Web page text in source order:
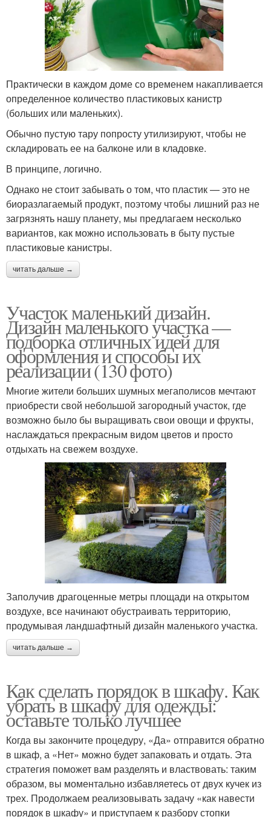
Практически в каждом доме со временем накапливается
определенное количество пластиковых канистр
(больших или маленьких).
Обычно пустую тару попросту утилизируют, чтобы не
складировать ее на балконе или в кладовке.
В принципе, логично.
Однако не стоит забывать о том, что пластик — это не
биоразлагаемый продукт, поэтому чтобы лишний раз не
загрязнять нашу планету, мы предлагаем несколько
вариантов, как можно использовать в быту пустые
пластиковые канистры.
читать дальше →
Участок маленький дизайн.
Дизайн маленького участка —
подборка отличных идей для
оформления и способы их
реализации (130 фото)
Многие жители больших шумных мегаполисов мечтают
приобрести свой небольшой загородный участок, где
возможно было бы выращивать свои овощи и фрукты,
наслаждаться прекрасным видом цветов и просто
отдыхать на свежем воздухе.
Заполучив драгоценные метры площади на открытом
воздухе, все начинают обустраивать территорию,
продумывая ландшафтный дизайн маленького участка.
читать дальше →
Как сделать порядок в шкафу. Как
убрать в шкафу для одежды:
оставьте только лучшее
Когда вы закончите процедуру, «Да» отправится обратно
в шкаф, а «Нет» можно будет запаковать и отдать. Эта
стратегия поможет вам разделять и властвовать: таким
образом, вы моментально избавляетесь от двух кучек из
трех. Продолжаем реализовывать задачу «как навести
порядок в шкафу» и приступаем к разбору стопки